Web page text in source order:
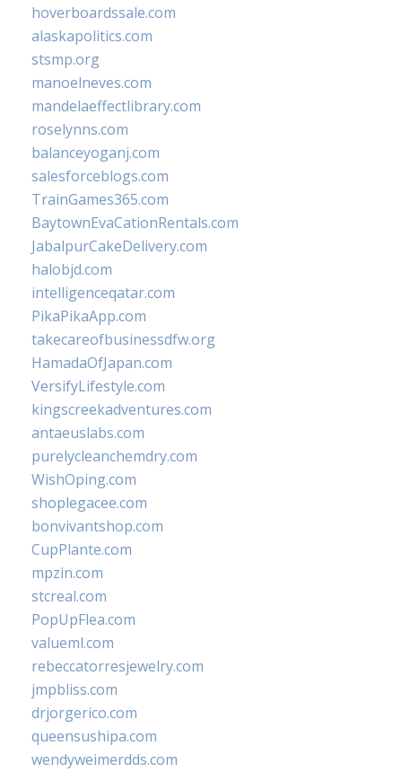
hoverboardssale.com
alaskapolitics.com
stsmp.org
manoelneves.com
mandelaeffectlibrary.com
roselynns.com
balanceyoganj.com
salesforceblogs.com
TrainGames365.com
BaytownEvaCationRentals.com
JabalpurCakeDelivery.com
halobjd.com
intelligenceqatar.com
PikaPikaApp.com
takecareofbusinessdfw.org
HamadaOfJapan.com
VersifyLifestyle.com
kingscreekadventures.com
antaeuslabs.com
purelycleanchemdry.com
WishOping.com
shoplegacee.com
bonvivantshop.com
CupPlante.com
mpzin.com
stcreal.com
PopUpFlea.com
valueml.com
rebeccatorresjewelry.com
jmpbliss.com
drjorgerico.com
queensushipa.com
wendyweimerdds.com